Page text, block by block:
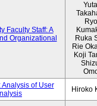
Faculty Staff: A
Organizational
Ruka
Rie
Koji
of User
Hiroko